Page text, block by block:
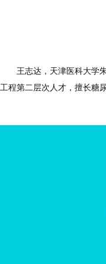
王志达，天津医科大学
工程第二层次人才，擅长糖